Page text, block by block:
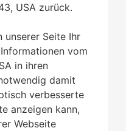
USA zurück.
unserer Seite Ihr
vom
in ihren
damit
verbesserte
anzeigen kann,
Webseite